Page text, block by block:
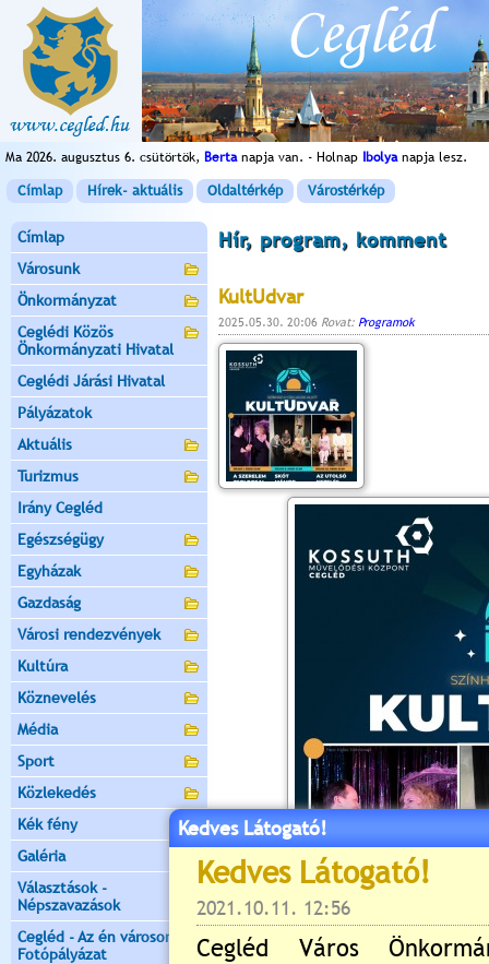
Ma 2026. augusztus 6. csütörtök, Bertanapja van. - Holnap Ibolyanapja lesz.
Címlap Hírek- aktuális Oldaltérkép Várostérkép
Címlap
Városunk
Önkormányzat
Ceglédi Közös
Önkormányzati Hivatal
Ceglédi Járási Hivatal
Pályázatok
Aktuális
Turizmus
Irány Cegléd
Egészségügy
Egyházak
Gazdaság
Városi rendezvények
Kultúra
Köznevelés
Média
Sport
Közlekedés
Kék fény
Galéria
Választások -
Népszavazások
Cegléd - Az én városom -
Fotópályázat
Hír, program, komment
KultUdvar
2025.05.30. 20:06 Rovat: Programok
Kedves Látogató!